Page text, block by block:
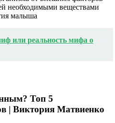
необходимыми веществами
малыша
или реальность мифа о
Топ 5
| Виктория Матвиенко